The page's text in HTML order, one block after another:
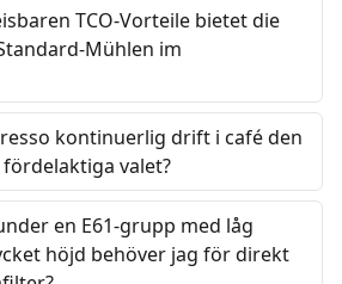
TCO-Vorteile bietet die
Mühlen im
kontinuerlig drift i café den
valet?
en E61-grupp med låg
höjd behöver jag för direkt